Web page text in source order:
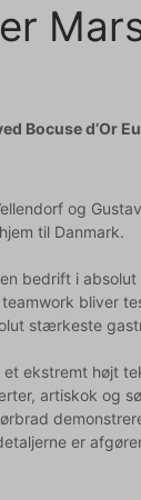
Bocuse d’Or
og
til Danmark.
bedrift i
bliver
stærkeste
ekstremt højt
artiskok og
er